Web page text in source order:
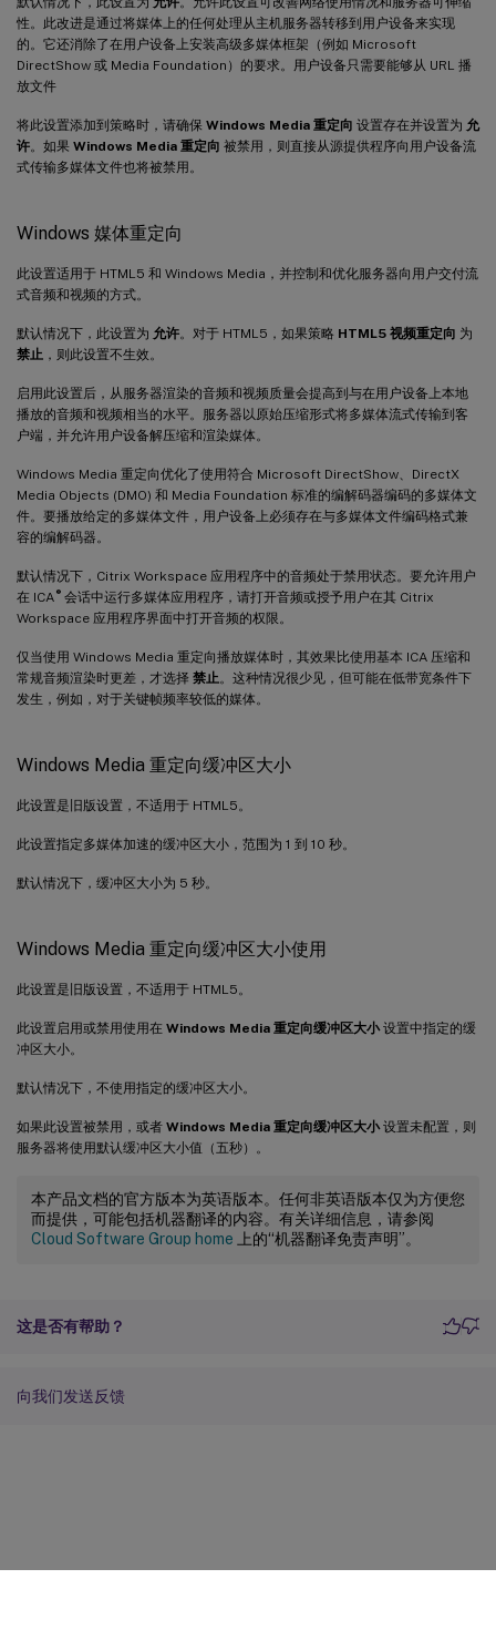
性。此改进是通过将媒体上的任何处理从主机服务器转移到用户设备来实现
的。它还消除了在用户设备上安装高级多媒体框架（例如 Microsoft
DirectShow 或 Media Foundation）的要求。用户设备只需要能够从 URL 播
放文件
将此设置添加到策略时，请确保 Windows Media 重定向 设置存在并设置为 允
许。如果 Windows Media 重定向 被禁用，则直接从源提供程序向用户设备流
式传输多媒体文件也将被禁用。
Windows 媒体重定向
此设置适用于 HTML5 和 Windows Media，并控制和优化服务器向用户交付流
式音频和视频的方式。
默认情况下，此设置为 允许。对于 HTML5，如果策略 HTML5 视频重定向 为
禁止 ，则此设置不生效。
启用此设置后，从服务器渲染的音频和视频质量会提高到与在用户设备上本地
播放的音频和视频相当的水平。服务器以原始压缩形式将多媒体流式传输到客
户端，并允许用户设备解压缩和渲染媒体。
Windows Media 重定向优化了使用符合 Microsoft DirectShow、DirectX
Media Objects (DMO) 和 Media Foundation 标准的编解码器编码的多媒体文
件。要播放给定的多媒体文件，用户设备上必须存在与多媒体文件编码格式兼
容的编解码器。
默认情况下，Citrix Workspace 应用程序中的音频处于禁用状态。要允许用户
在 ICA ®会话中运行多媒体应用程序，请打开音频或授予用户在其 Citrix
Workspace 应用程序界面中打开音频的权限。
仅当使用 Windows Media 重定向播放媒体时，其效果比使用基本 ICA 压缩和
常规音频渲染时更差，才选择 禁止 。这种情况很少见，但可能在低带宽条件下
发生，例如，对于关键帧频率较低的媒体。
Windows Media 重定向缓冲区大小
此设置是旧版设置，不适用于 HTML5。
此设置指定多媒体加速的缓冲区大小，范围为 1 到 10 秒。
默认情况下，缓冲区大小为 5 秒。
Windows Media 重定向缓冲区大小使用
此设置是旧版设置，不适用于 HTML5。
此设置启用或禁用使用在 Windows Media 重定向缓冲区大小设置中指定的缓
冲区大小。
默认情况下，不使用指定的缓冲区大小。
如果此设置被禁用，或者 Windows Media 重定向缓冲区大小设置未配置，则
服务器将使用默认缓冲区大小值（五秒）。
本产品文档的官方版本为英语版本。任何非英语版本仅为方便您
而提供，可能包括机器翻译的内容。有关详细信息，请参阅
Cloud Software Group home 上的“机器翻译免责声明”。
这是否有帮助？
向我们发送反馈